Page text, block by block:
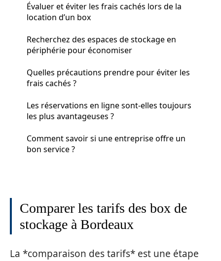
Évaluer et éviter les frais cachés lors de la
location d’un box
Recherchez des espaces de stockage en
périphérie pour économiser
Quelles précautions prendre pour éviter les
frais cachés ?
Les réservations en ligne sont-elles toujours
les plus avantageuses ?
Comment savoir si une entreprise offre un
bon service ?
Comparer les tarifs des box de
stockage à Bordeaux
La *comparaison des tarifs* est une étape